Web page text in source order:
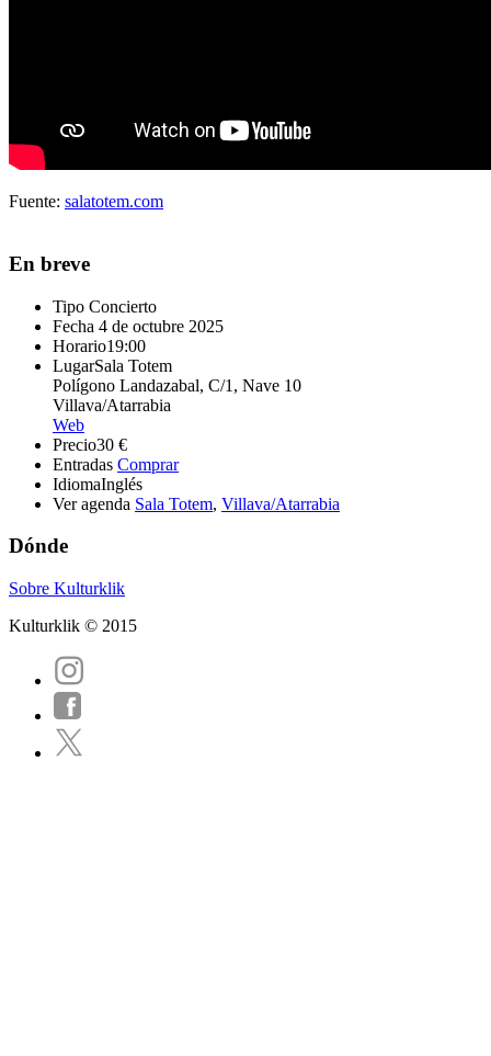
Fuente: salatotem.com
En breve
Tipo Concierto
Fecha 4 de octubre 2025
Horario19:00
LugarSala Totem
Polígono Landazabal, C/1, Nave 10
Villava/Atarrabia
Web
Precio30 €
Entradas Comprar
IdiomaInglés
Ver agenda Sala Totem, Villava/Atarrabia
Dónde
Sobre Kulturklik
Kulturklik © 2015